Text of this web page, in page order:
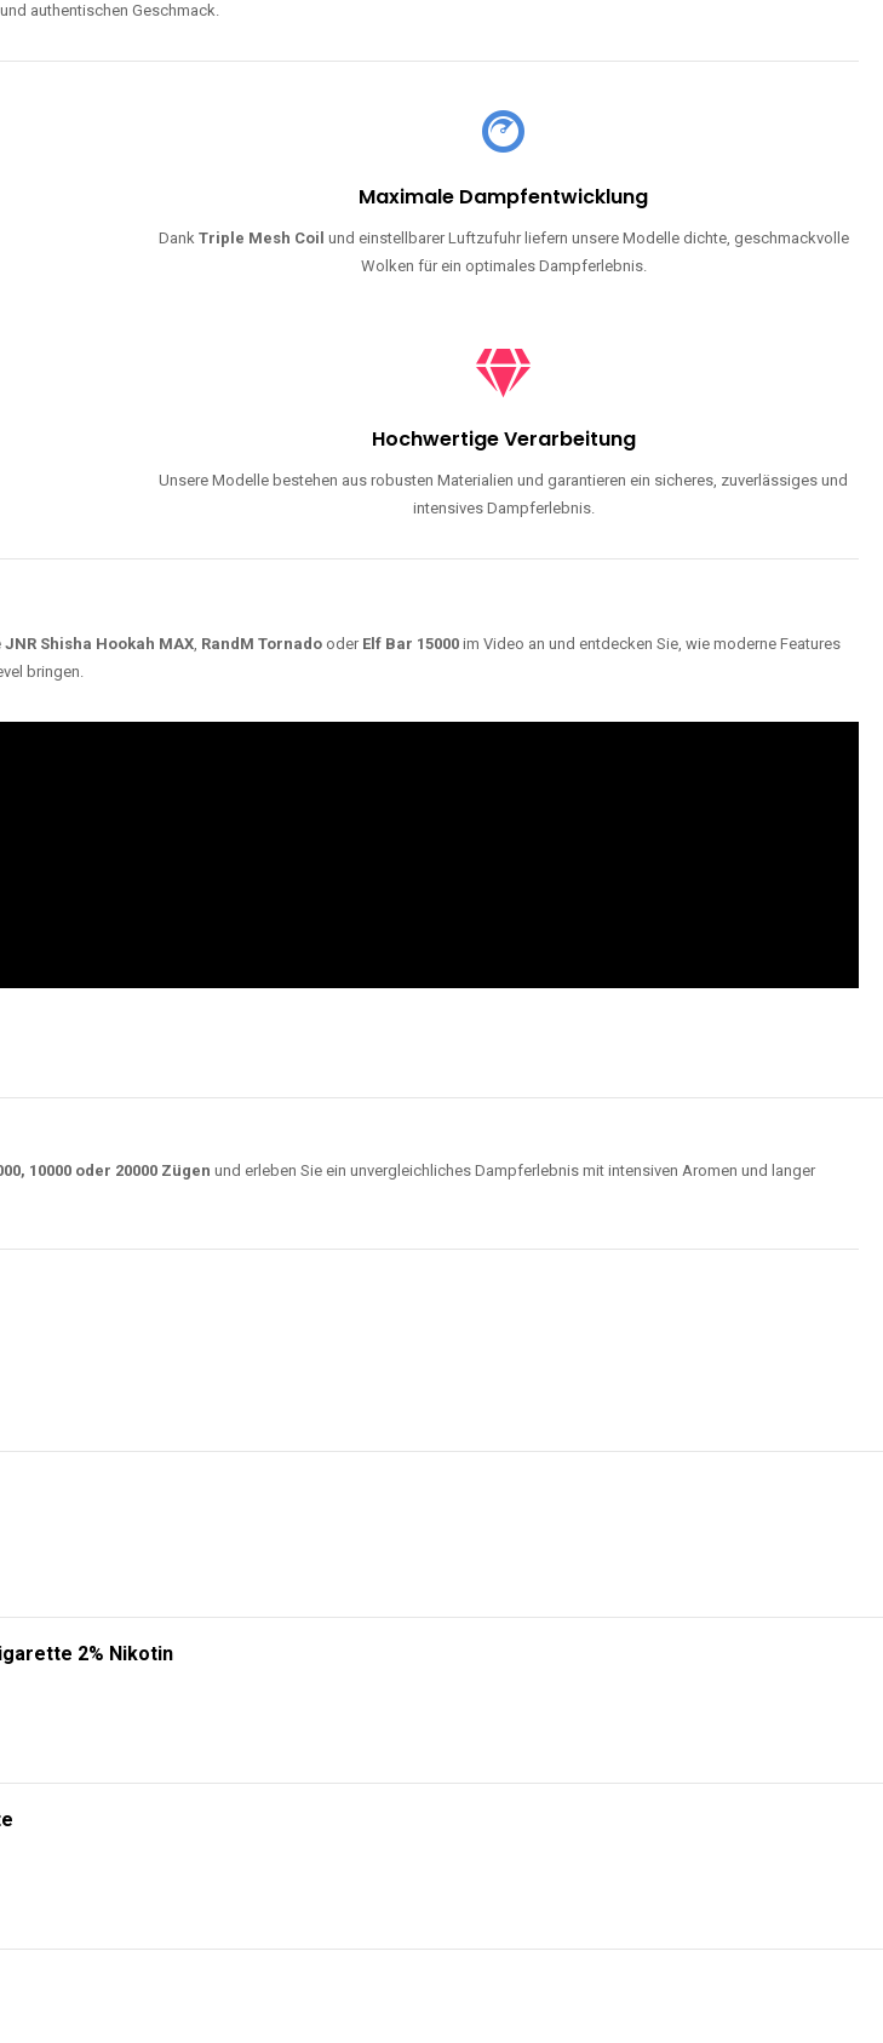
authentischen Geschmack.
Maximale Dampfentwicklung
Dank Triple Mesh Coil und einstellbarer Luftzufuhr liefern unsere Modelle dichte, geschmackvolle
Wolken für ein optimales Dampferlebnis.
Hochwertige Verarbeitung
Unsere Modelle bestehen aus robusten Materialien und garantieren ein sicheres, zuverlässiges und
intensives Dampferlebnis.
JNR Shisha Hookah MAX, RandM Tornado oder Elf Bar 15000 im Video an und entdecken Sie, wie moderne Features
bringen.
10000 oder 20000 Zügen und erleben Sie ein unvergleichliches Dampferlebnis mit intensiven Aromen und langer
2% Nikotin